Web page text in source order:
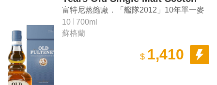
Whisky
富特尼蒸餾廠．「艦隊2012」10年單一麥
芽蘇格蘭威士忌
10
700ml
蘇格蘭
$ 1,410